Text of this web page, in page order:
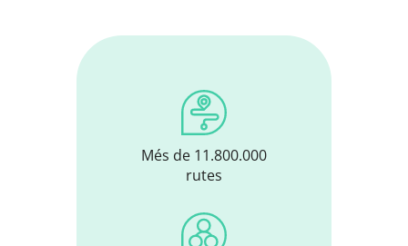
Més de 11.800.000
rutes